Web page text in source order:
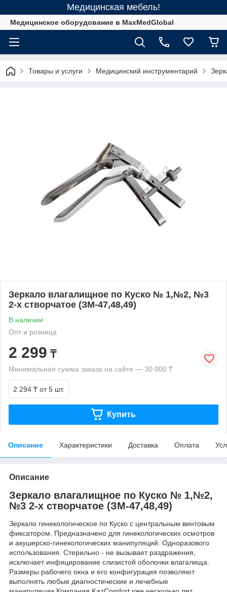
Медицинская мебель!
Медицинское оборудование в MaxMedGlobal
Товары и услуги Медицинский инструментарий
Зеркало влагалищное по Куско № 1,№2, №3
2-х створчатое (ЗМ-47,48,49)
В наличии
Опт и розница
2 299 ₸
Минимальная сумма заказа на сайте — 30 000 ₸
2 294 ₸ от 5 шт.
Купить
Описание Характеристики Доставка Оплата
Описание
Зеркало влагалищное по Куско № 1,№2,
№3 2-х створчатое (ЗМ-47,48,49)
Зеркало гинекологическое по Куско с центральным винтовым
фиксатором. Предназначено для гинекологических осмотров
и акушерско-гинекологических манипуляций. Одноразового
использования. Стерильно - не вызывает раздражения,
исключает инфицирование слизистой оболочки влагалища.
Размеры рабочего окна и его конфигурация позволяют
выполнять любые диагностические и лечебные